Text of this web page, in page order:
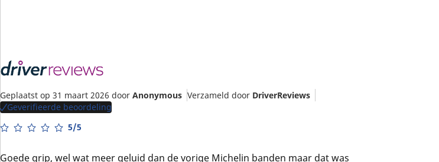
Geplaatst op 31 maart 2026 door Anonymous Verzameld door DriverReviews
Geverifieerde beoordeling
5/5
Goede grip, wel wat meer geluid dan de vorige Michelin banden maar dat was